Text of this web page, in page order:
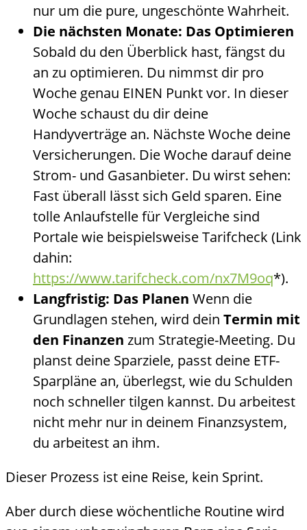
nur um die pure, ungeschönte Wahrheit.
Die nächsten Monate: Das Optimieren
Sobald du den Überblick hast, fängst du
an zu optimieren. Du nimmst dir pro
Woche genau EINEN Punkt vor. In dieser
Woche schaust du dir deine
Handyverträge an. Nächste Woche deine
Versicherungen. Die Woche darauf deine
Strom- und Gasanbieter. Du wirst sehen:
Fast überall lässt sich Geld sparen. Eine
tolle Anlaufstelle für Vergleiche sind
Portale wie beispielsweise Tarifcheck (Link
dahin:
https://www.tarifcheck.com/nx7M9oq*).
Langfristig: Das Planen Wenn die
Grundlagen stehen, wird dein Termin mit
den Finanzen zum Strategie-Meeting. Du
planst deine Sparziele, passt deine ETF-
Sparpläne an, überlegst, wie du Schulden
noch schneller tilgen kannst. Du arbeitest
nicht mehr nur in deinem Finanzsystem,
du arbeitest an ihm.
Dieser Prozess ist eine Reise, kein Sprint.
Aber durch diese wöchentliche Routine wird